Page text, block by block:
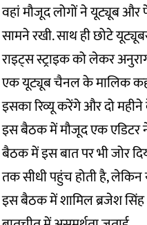
वहां मौजूद लोगों ने यूट्यूब
सामने रखी. साथ ही छोटे
राइट्स स्ट्राइक को लेकर
एक यूट्यूब चैनल के मालिक
इसका रिव्यू करेंगे और दो
इस बैठक में मौजूद एक एडिटर ने
बैठक में इस बात पर भी जोर
तक सीधी पहुंच होती है, लेकिन
इस बैठक में शामिल ब्रजेश सिंह